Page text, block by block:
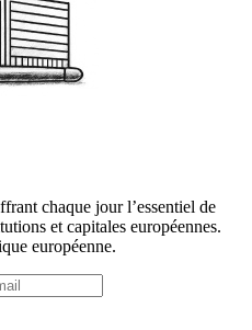
chaque jour l’essentiel de
et capitales européennes.
européenne.